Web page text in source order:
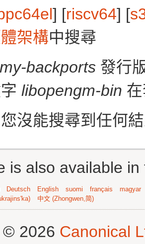
] [riscv64] [
架構中搜尋
backports 發行
libopengm-bin
沒能搜尋到任何
is also available
Deutsch English suomi français
magyar
中文 (Zhongwen,简)
© 2026 Canonical